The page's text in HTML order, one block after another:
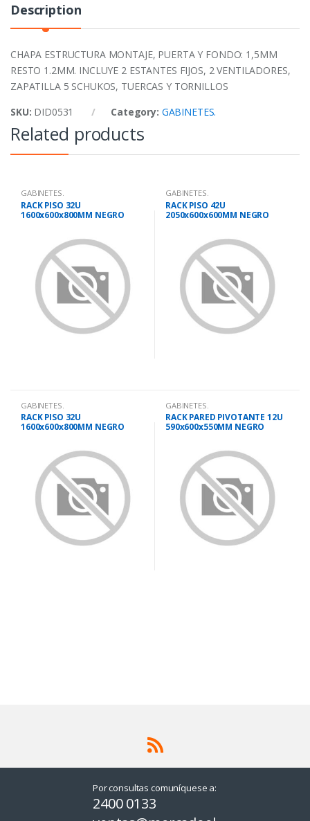
Description
CHAPA ESTRUCTURA MONTAJE, PUERTA Y FONDO: 1,5MM
RESTO 1.2MM. INCLUYE 2 ESTANTES FIJOS, 2 VENTILADORES,
ZAPATILLA 5 SCHUKOS, TUERCAS Y TORNILLOS
SKU: DID0531 Category: GABINETES.
Related products
GABINETES.
RACK PISO 32U
1600x600x800MM NEGRO
GABINETES.
RACK PISO 42U
2050x600x600MM NEGRO
GABINETES.
RACK PISO 32U
1600x600x800MM NEGRO
GABINETES.
RACK PARED PIVOTANTE 12U
590x600x550MM NEGRO
Por consultas comuníquese a:
2400 0133